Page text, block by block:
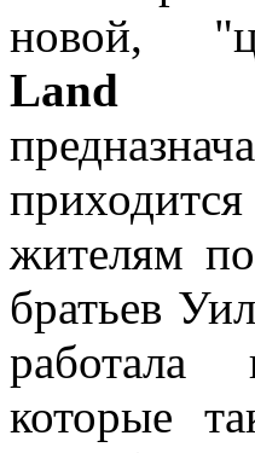
новой,
Land
жителям
братьев
работала
которые